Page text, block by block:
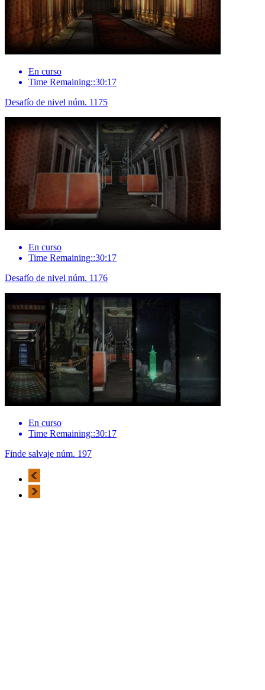
En curso
Time Remaining::30:17
Desafío de nivel núm. 1175
En curso
Time Remaining::30:17
Desafío de nivel núm. 1176
En curso
Time Remaining::30:17
Finde salvaje núm. 197